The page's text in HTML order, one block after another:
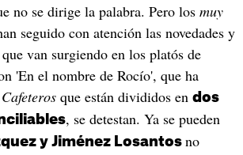
no se dirige la palabra. Pero los muy
seguido con atención las novedades y
van surgiendo en los platós de
'En el nombre de Rocío', que ha
Cafeterosque están divididos en dos
, se detestan. Ya se pueden
y Jiménez Losantos no